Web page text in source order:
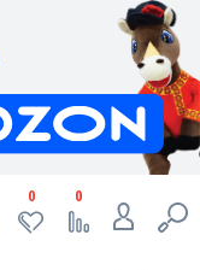
0 0